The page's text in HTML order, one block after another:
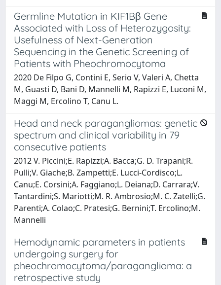
Germline Mutation in KIF1Bβ Gene
Associated with Loss of Heterozygosity:
Usefulness of Next-Generation
Sequencing in the Genetic Screening of
Patients with Pheochromocytoma
2020 De Filpo G, Contini E, Serio V, Valeri A, Chetta
M, Guasti D, Bani D, Mannelli M, Rapizzi E, Luconi M,
Maggi M, Ercolino T, Canu L.
Head and neck paragangliomas: genetic
spectrum and clinical variability in 79
consecutive patients
2012 V. Piccini;E. Rapizzi;A. Bacca;G. D. Trapani;R.
Pulli;V. Giache;B. Zampetti;E. Lucci-Cordisco;L.
Canu;E. Corsini;A. Faggiano;L. Deiana;D. Carrara;V.
Tantardini;S. Mariotti;M. R. Ambrosio;M. C. Zatelli;G.
Parenti;A. Colao;C. Pratesi;G. Bernini;T. Ercolino;M.
Mannelli
Hemodynamic parameters in patients
undergoing surgery for
pheochromocytoma/paraganglioma: a
retrospective study